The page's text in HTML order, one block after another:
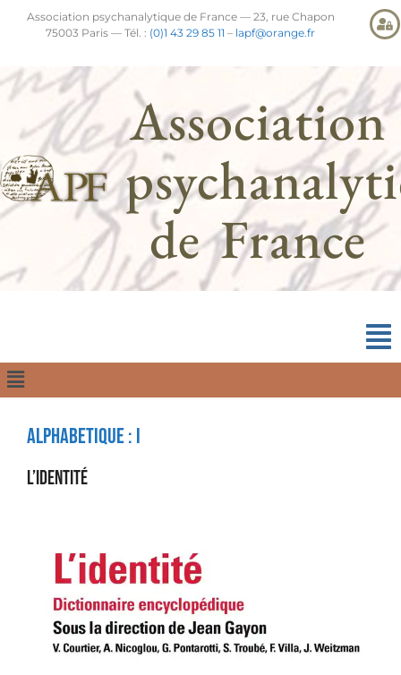
Association psychanalytique de France — 23, rue Chapon
75003 Paris — Tél. : (0)1 43 29 85 11 – lapf@orange.fr
Association
de France
Alphabetique : I
L’identité